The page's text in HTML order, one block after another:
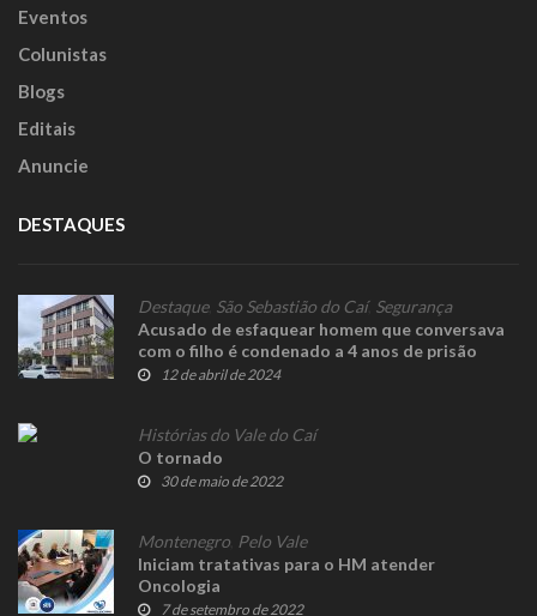
Eventos
Colunistas
Blogs
Editais
Anuncie
DESTAQUES
Destaque, São Sebastião do Caí, Segurança
Acusado de esfaquear homem que conversava
com o filho é condenado a 4 anos de prisão
12 de abril de 2024
Histórias do Vale do Caí
O tornado
30 de maio de 2022
Montenegro Pelo Vale
Iniciam tratativas para o HM atender
Oncologia
7 de setembro de 2022